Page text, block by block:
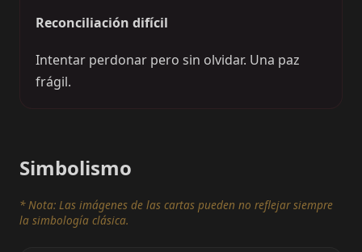
Reconciliación difícil
Intentar perdonar pero sin olvidar. Una paz
frágil.
Simbolismo
* Nota: Las imágenes de las cartas pueden no reflejar siempre
la simbología clásica.